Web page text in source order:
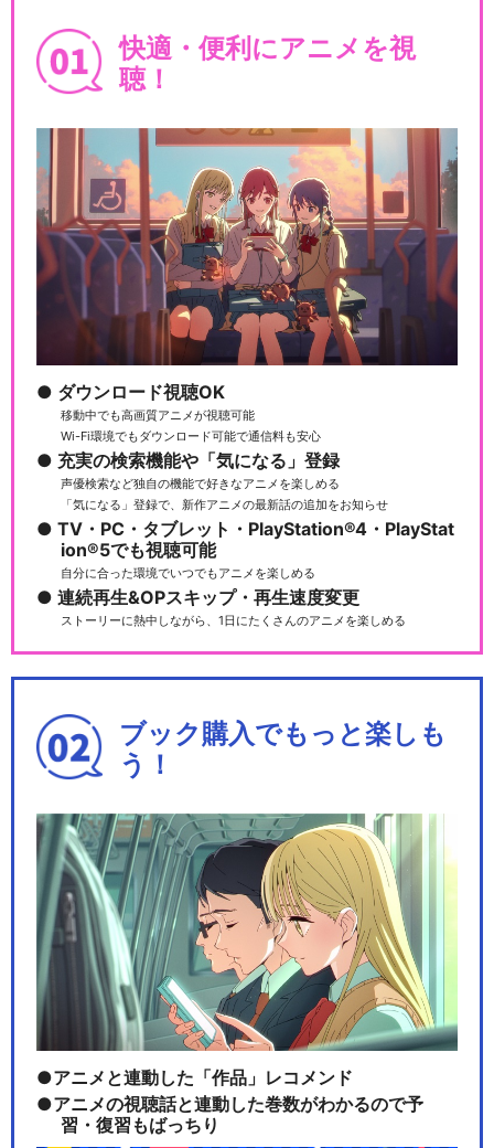
ポケモンスペシャルアニメ
「ただいま」
ポケットモンスタークリスタ
ル ライコウ雷の伝説
戦慄のミラージュポケモン
ポケモン動画図鑑①
ズルッグとミミッキュ － ポケ
モンアニメシリー…
ヒーローになりたいヤンチャ
ム － ポケモンアニ…
ユメノツボミ － ポケモンアニ
快適・便利にアニメを視
聴！
ダウンロード視聴OK
移動中でも高画質アニメが視聴可能
Wi-Fi環境でもダウンロード可能で通信料も安心
充実の検索機能や「気になる」登録
声優検索など独自の機能で好きなアニメを楽しめる
「気になる」登録で、新作アニメの最新話の追加をお知らせ
TV・PC・タブレット・PlayStation®4・PlayStat
ion®5でも視聴可能
自分に合った環境でいつでもアニメを楽しめる
連続再生&OPスキップ・再生速度変更
ストーリーに熱中しながら、1日にたくさんのアニメを楽しめる
ブック購入でもっと楽しも
う！
アニメと連動した「作品」レコメンド
アニメの視聴話と連動した巻数がわかるので予
習・復習もばっちり